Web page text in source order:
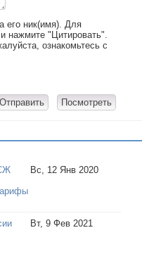
его ник(имя). Для
нажмите "Цитировать".
ознакомьтесь с
Вс, 12 Янв 2020
Вт, 9 Фев 2021